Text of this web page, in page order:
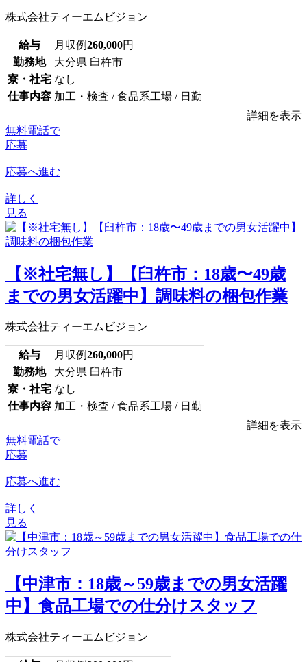
株式会社ティーエムビジョン
給与 月収例260,000円
勤務地
大分県 臼杵市
寮・社宅 なし
仕事内容 加工・検査 / 食品系工場 / 日勤
詳細を表示
無料電話で
応募
応募へ進む
詳しく
見る
【※社宅無し】【臼杵市：18歳〜49歳
までの男女活躍中】調味料の梱包作業
株式会社ティーエムビジョン
給与 月収例260,000円
勤務地
大分県 臼杵市
寮・社宅 なし
仕事内容 加工・検査 / 食品系工場 / 日勤
詳細を表示
無料電話で
応募
応募へ進む
詳しく
見る
【中津市：18歳～59歳までの男女活躍
中】食品工場での仕分けスタッフ
株式会社ティーエムビジョン